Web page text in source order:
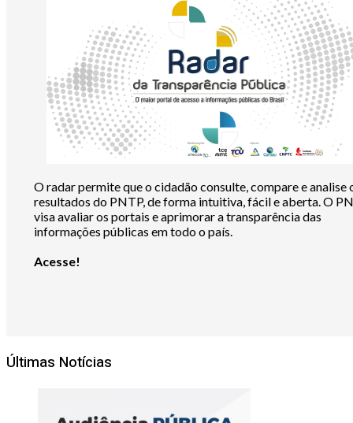
O radar permite que o cidadão consulte, compare e analise
resultados do PNTP, de forma intuitiva, fácil e aberta. O
visa avaliar os portais e aprimorar a transparência das
informações públicas em todo o país.
Acesse!
Últimas Notícias